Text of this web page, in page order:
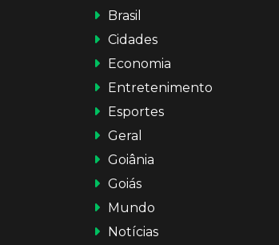
Brasil
Cidades
Economia
Entretenimento
Esportes
Geral
Goiânia
Goiás
Mundo
Notícias